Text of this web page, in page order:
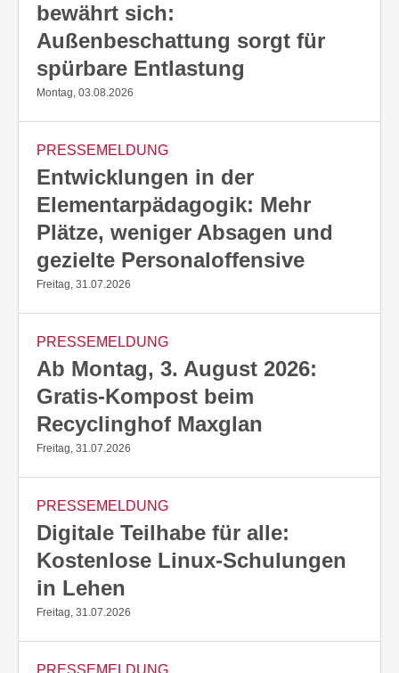
bewährt sich:
Außenbeschattung sorgt für
spürbare Entlastung
Montag, 03.08.2026
PRESSEMELDUNG
Entwicklungen in der
Elementarpädagogik: Mehr
Plätze, weniger Absagen und
gezielte Personaloffensive
Freitag, 31.07.2026
PRESSEMELDUNG
Ab Montag, 3. August 2026:
Gratis-Kompost beim
Recyclinghof Maxglan
Freitag, 31.07.2026
PRESSEMELDUNG
Digitale Teilhabe für alle:
Kostenlose Linux-Schulungen
in Lehen
Freitag, 31.07.2026
PRESSEMELDUNG